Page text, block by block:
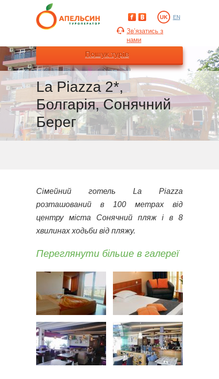
Зв’язатись з
нами
UK EN
Пошук турів
La Piazza 2*,
Болгарія, Сонячний
Берег
Сімейний готель La Piazza
розташований в 100 метрах від
центру міста Сонячний пляж і в 8
хвилинах ходьби від пляжу.
Переглянути більше в галереї